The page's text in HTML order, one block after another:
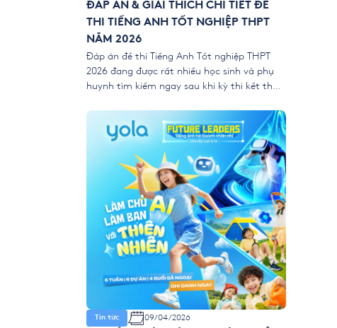
ĐÁP ÁN & GIẢI THÍCH CHI TIẾT ĐỀ
THI TIẾNG ANH TỐT NGHIỆP THPT
NĂM 2026
Đáp án đề thi Tiếng Anh Tốt nghiệp THPT
2026 đang được rất nhiều học sinh và phụ
huynh tìm kiếm ngay sau khi kỳ thi kết thúc.
quả và đánh giá bài làm của mình, YOLA
cập nhật đề thi chính thức, đáp án tham
Tin tức 09/04/2026